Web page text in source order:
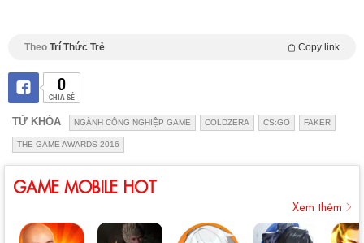
Theo Trí Thức Trẻ Copy link
0
CHIA SẺ
TỪ KHÓA NGÀNH CÔNG NGHIỆP GAME COLDZERA CS:GO FAKER
THE GAME AWARDS 2016
GAME MOBILE HOT
Xem thêm